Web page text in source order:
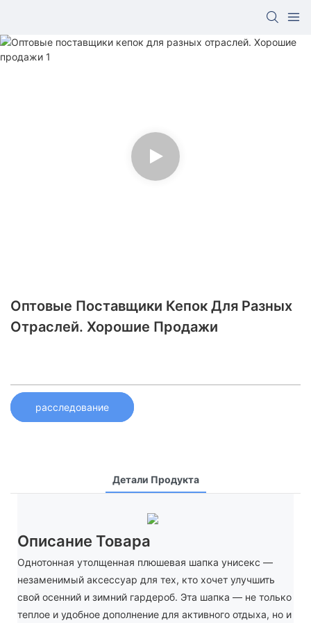
Оптовые Поставщики Кепок Для Разных
Отраслей. Хорошие Продажи
расследование
Детали Продукта
Описание Товара
Однотонная утолщенная плюшевая шапка унисекс —
незаменимый аксессуар для тех, кто хочет улучшить
свой осенний и зимний гардероб. Эта шапка — не только
теплое и удобное дополнение для активного отдыха, но и